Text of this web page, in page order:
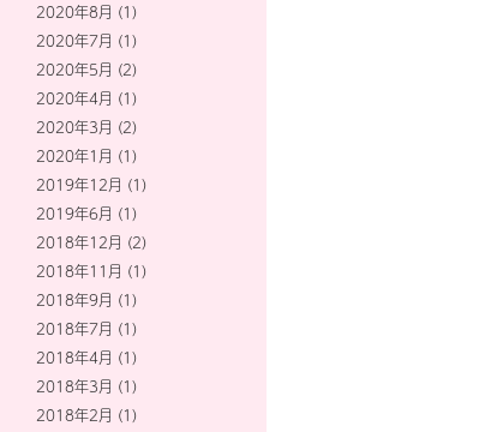
2020年8月 (1)
2020年7月 (1)
2020年5月 (2)
2020年4月 (1)
2020年3月 (2)
2020年1月 (1)
2019年12月 (1)
2019年6月 (1)
2018年12月 (2)
2018年11月 (1)
2018年9月 (1)
2018年7月 (1)
2018年4月 (1)
2018年3月 (1)
2018年2月 (1)